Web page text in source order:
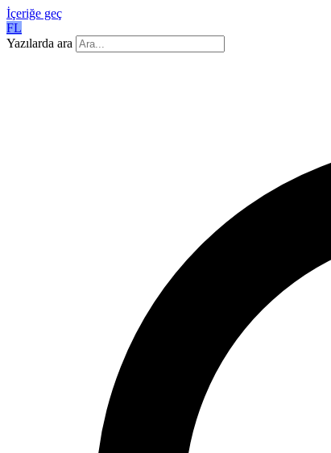
İçeriğe geç
FL
Yazılarda ara